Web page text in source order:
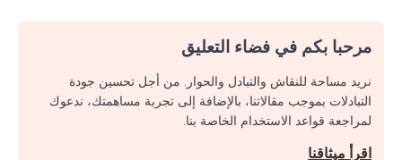
مرحبا بكم في فضاء التعليق
نريد مساحة للنقاش والتبادل والحوار. من أجل تحسين جودة
التبادلات بموجب مقالاتنا، بالإضافة إلى تجربة مساهمتك، ندعوك
لمراجعة قواعد الاستخدام الخاصة بنا.
اقرأ ميثاقنا